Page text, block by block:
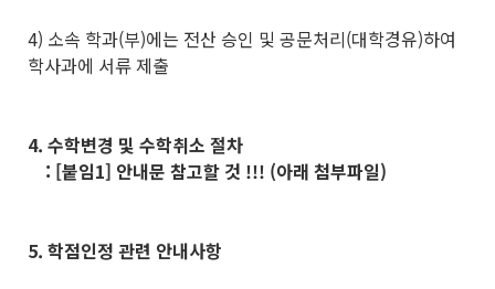
4) 소속 학과(부)에는 전산 승인 및 공문처리(대학경유)하여
학사과에 서류 제출
4. 수학변경 및 수학취소 절차
: [붙임1] 안내문 참고할 것 !!! (아래 첨부파일)
5. 학점인정 관련 안내사항